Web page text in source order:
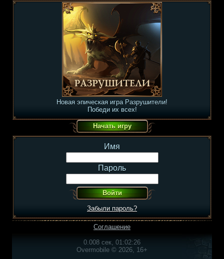
Новая эпическая игра Разрушители!
Победи их всех!
Имя
Пароль
Забыли пароль?
Соглашение
0.008 сек, 01:02:26
Overmobile © 2026, 16+